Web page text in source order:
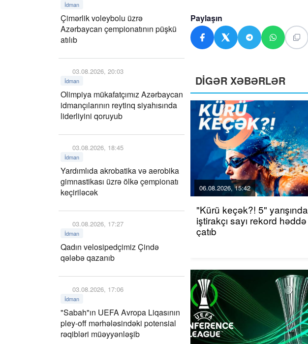
İdman
Çimərlik voleybolu üzrə
Azərbaycan çempionatının püşkü
atılıb
03.08.2026, 20:03
İdman
Olimpiya mükafatçımız Azərbaycan
idmançılarının reytinq siyahısında
liderliyini qoruyub
03.08.2026, 18:45
İdman
Yardımlıda akrobatika və aerobika
gimnastikası üzrə ölkə çempionatı
keçiriləcək
03.08.2026, 17:27
İdman
Qadın velosipedçimiz Çində
qələbə qazanıb
03.08.2026, 17:06
İdman
"Sabah"ın UEFA Avropa Liqasının
pley-off mərhələsindəki potensial
rəqibləri müəyyənləşib
Paylaşın
DİGƏR XƏBƏRLƏR
06.08.2026, 15:42
"Kürü keçək?! 5" yarışında
iştirakçı sayı rekord həddə
çatıb